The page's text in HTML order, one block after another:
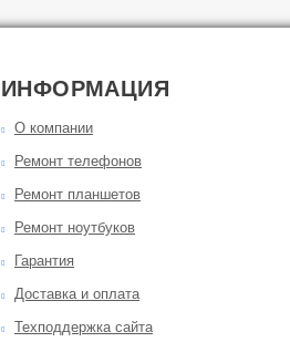
ИНФОРМАЦИЯ
О компании
Ремонт телефонов
Ремонт планшетов
Ремонт ноутбуков
Гарантия
Доставка и оплата
Техподдержка сайта